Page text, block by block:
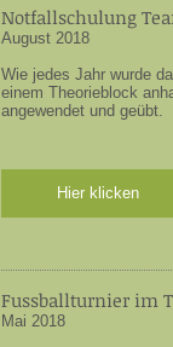
Notfallschulung
August 2018
Wie jedes Jahr wurde
einem Theorieblock
angewendet und geübt.
Hier klicken
Fussballturnier im
Mai 2018